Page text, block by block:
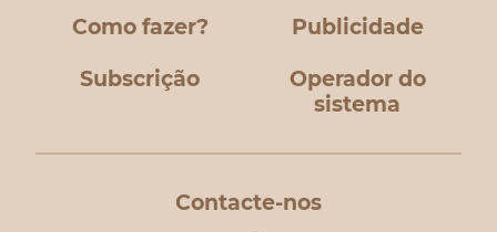
Como fazer? Publicidade
Subscrição
Operador do
sistema
Contacte-nos